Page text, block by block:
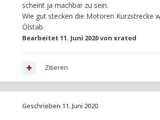
scheint ja machbar zu sein.
Wie gut stecken die Motoren Kurzstrecke
Ölstab.
Bearbeitet 11. Juni 2020von xrated
Zitieren
Geschrieben 11. Juni 2020